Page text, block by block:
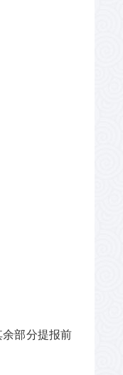
部分提报前